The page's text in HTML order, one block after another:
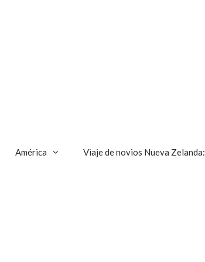
América Viaje de novios Nueva Zelanda: